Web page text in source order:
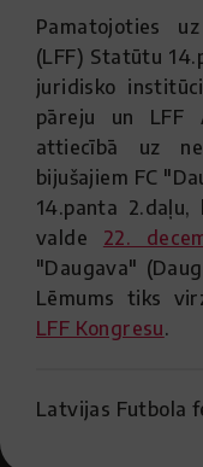
Pamatojoties
(LFF) Statūtu
juridisko
pāreju un LFF
attiecībā uz
bijušajiem FC
14.panta
valde 22.
"Daugava"
Lēmums tiks
LFF Kongresu.
Latvijas Futbola